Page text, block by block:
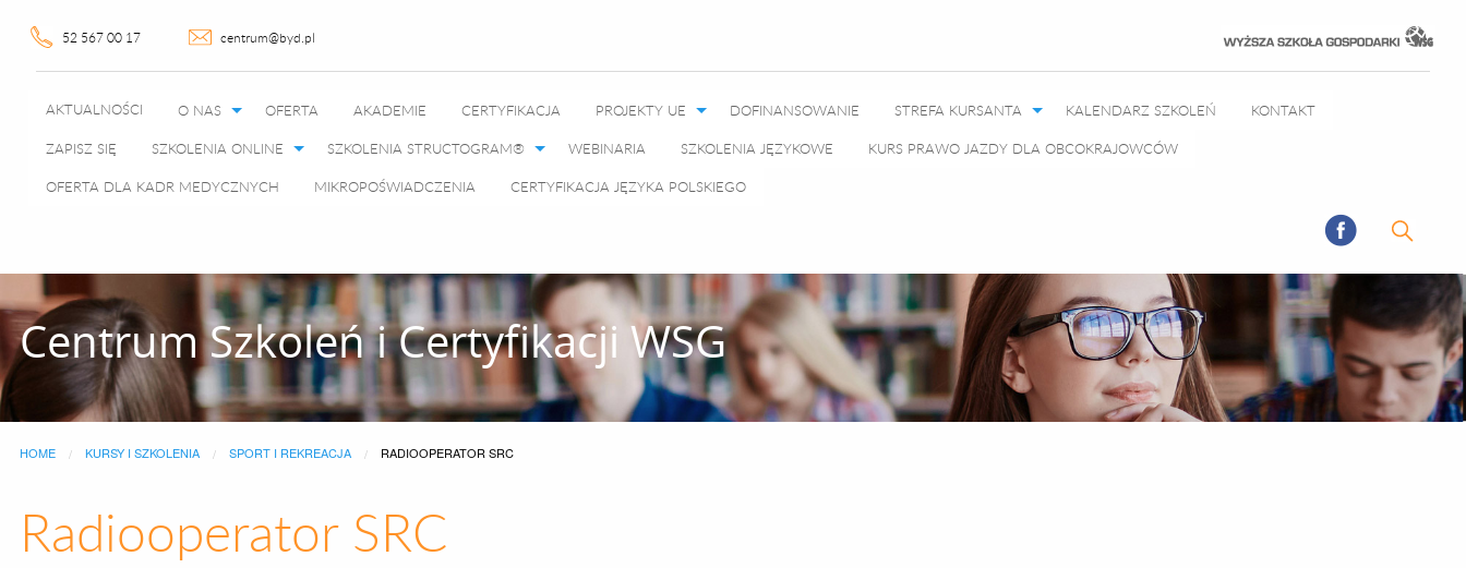
52 567 00 17 centrum@byd.pl
AKTUALNOŚCI O NAS OFERTA AKADEMIE CERTYFIKACJA PROJEKTY UE DOFINANSOWANIE STREFA KURSANTA KALENDARZ SZKOLEŃ
KONTAKT
ZAPISZ SIĘ
SZKOLENIA ONLINE SZKOLENIA STRUCTOGRAM® WEBINARIA SZKOLENIA JĘZYKOWE
KURS PRAWO JAZDY DLA OBCOKRAJOWCÓW
OFERTA DLA KADR MEDYCZNYCH
MIKROPOŚWIADCZENIA CERTYFIKACJA JĘZYKA POLSKIEGO
Centrum Szkoleń i Certyfikacji WSG
HOME KURSY I SZKOLENIA SPORT I REKREACJA CURRENT:
RADIOOPERATOR SRC
Radiooperator SRC